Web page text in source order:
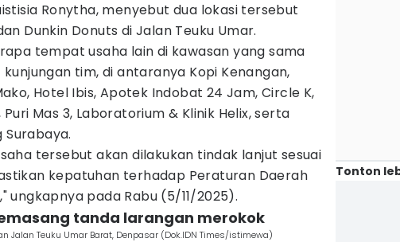
Ronytha, menyebut dua lokasi tersebut
Dunkin Donuts di Jalan Teuku Umar.
tempat usaha lain di kawasan yang sama
tim, di antaranya Kopi Kenangan,
Hotel Ibis, Apotek Indobat 24 Jam, Circle K,
Mas 3, Laboratorium & Klinik Helix, serta
Surabaya.
tersebut akan dilakukan tindak lanjut sesuai
kepatuhan terhadap Peraturan Daerah
ungkapnya pada Rabu (5/11/2025).
tanda larangan merokok
Jalan Teuku Umar Barat, Denpasar (Dok.IDN Times/istimewa)
Tonton